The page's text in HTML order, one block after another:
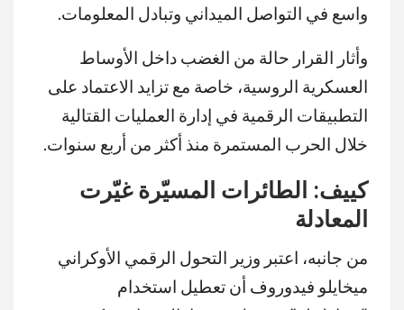
واسع في التواصل الميداني وتبادل المعلومات.
وأثار القرار حالة من الغضب داخل الأوساط
العسكرية الروسية، خاصة مع تزايد الاعتماد على
التطبيقات الرقمية في إدارة العمليات القتالية
خلال الحرب المستمرة منذ أكثر من أربع سنوات.
كييف: الطائرات المسيّرة غيّرت
المعادلة
من جانبه، اعتبر وزير التحول الرقمي الأوكراني
ميخايلو فيدوروف أن تعطيل استخدام